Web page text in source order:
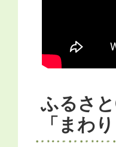
ふるさ
「まわ